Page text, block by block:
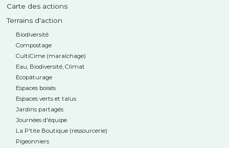
Carte des actions
Terrains d'action
Biodiversité
Compostage
CultiCime (maraîchage)
Eau, Biodiversité, Climat
Ecopâturage
Espaces boisés
Espaces verts et talus
Jardins partagés
Journées d'équipe
La P'tite Boutique (ressourcerie)
Pigeonniers